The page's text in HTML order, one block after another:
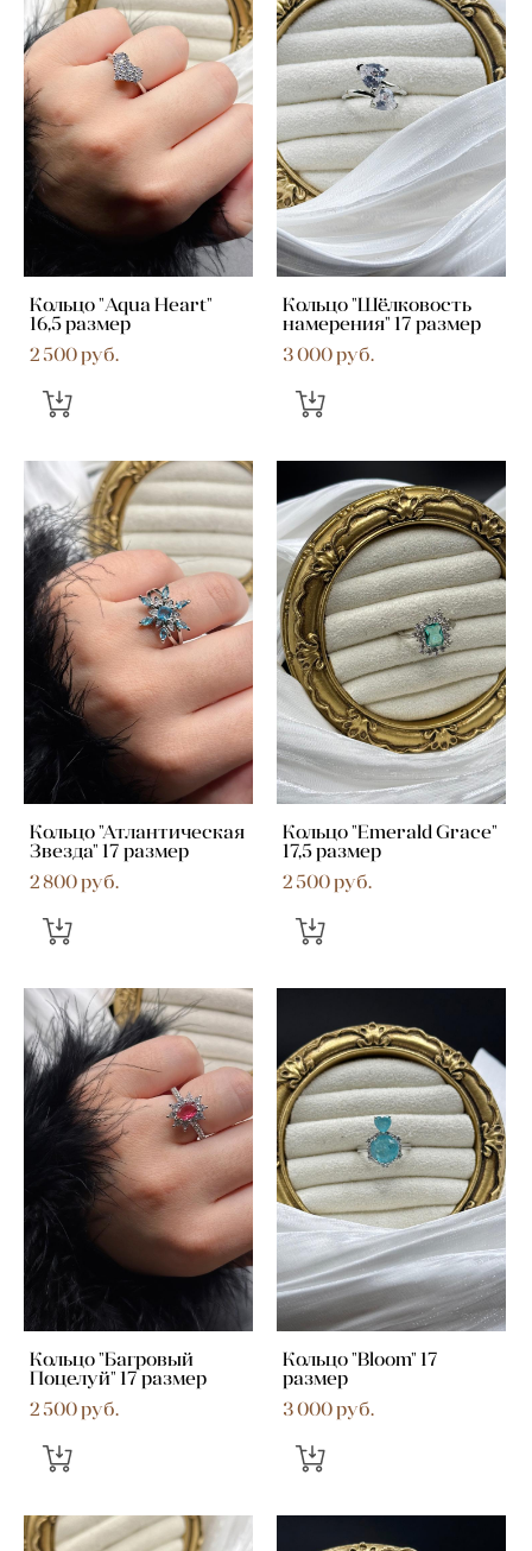
Кольцо "Aqua Heart"
16,5 размер
2 500 pуб.
Кольцо "Шёлковость
намерения" 17 размер
3 000 pуб.
Кольцо "Атлантическая
Звезда" 17 размер
2 800 pуб.
Кольцо "Emerald Grace"
17,5 размер
2 500 pуб.
Кольцо "Багровый
Поцелуй" 17 размер
2 500 pуб.
Кольцо "Bloom" 17
размер
3 000 pуб.